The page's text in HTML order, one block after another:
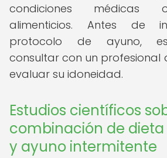
condiciones médicas
alimenticios. Antes de
protocolo de ayuno,
consultar con un profesional
evaluar su idoneidad.
Estudios científicos
combinación de
y ayuno intermitente